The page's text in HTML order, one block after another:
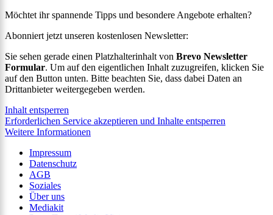
Möchtet ihr spannende Tipps und besondere Angebote erhalten?
Abonniert jetzt unseren kostenlosen Newsletter:
Sie sehen gerade einen Platzhalterinhalt von Brevo Newsletter
Formular. Um auf den eigentlichen Inhalt zuzugreifen, klicken Sie
auf den Button unten. Bitte beachten Sie, dass dabei Daten an
Drittanbieter weitergegeben werden.
Inhalt entsperren
Erforderlichen Service akzeptieren und Inhalte entsperren
Weitere Informationen
Impressum
Datenschutz
AGB
Soziales
Über uns
Mediakit